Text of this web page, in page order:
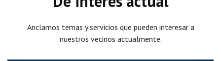
Anclamos temas y servicios que pueden interesar a
nuestros vecinos actualmente.